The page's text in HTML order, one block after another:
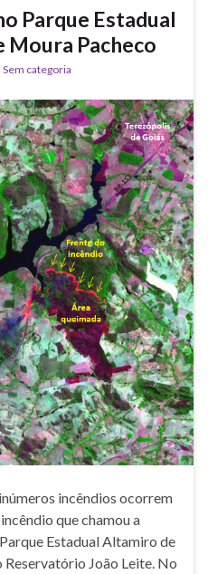
Parque Estadual
Pacheco
Sem categoria
incêndios ocorrem
que chamou a
Estadual Altamiro de
João Leite. No